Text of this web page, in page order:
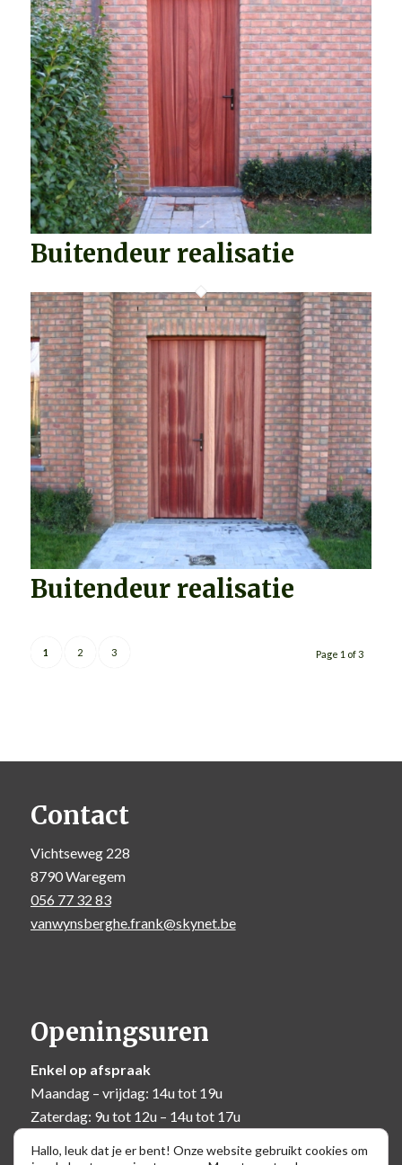
Buitendeur realisatie
Buitendeur realisatie
Page 1 of 3
1 2 3
Contact
Vichtseweg 228
8790 Waregem
056 77 32 83
vanwynsberghe.frank@skynet.be
Openingsuren
Enkel op afspraak
Maandag – vrijdag: 14u tot 19u
Zaterdag: 9u tot 12u – 14u tot 17u
Hallo, leuk dat je er bent! Onze website gebruikt cookies om